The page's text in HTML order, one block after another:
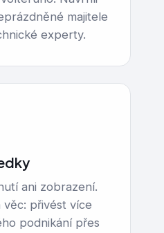
majitele
experty.
ani zobrazení.
věc: přivést více
podnikání přes